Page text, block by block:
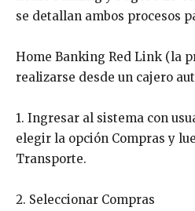
se detallan ambos procesos
Home Banking Red Link (la
realizarse desde un cajero
1. Ingresar al sistema con
elegir la opción Compras y
Transporte.
2. Seleccionar Compras